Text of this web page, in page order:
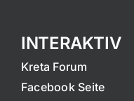
INTERAKTIV
Kreta Forum
Facebook Seite